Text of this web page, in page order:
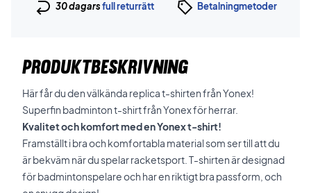
30 dagarsfull returrätt Betalningmetoder
PRODUKTBESKRIVNING
Här får du den välkända replica t-shirten från Yonex!
Superfin badminton t-shirt från Yonex för herrar.
Kvalitet och komfort med en Yonex t-shirt!
Framställt i bra och komfortabla material som ser till att du
är bekväm när du spelar racketsport. T-shirten är designad
för badmintonspelare och har en riktigt bra passform, och